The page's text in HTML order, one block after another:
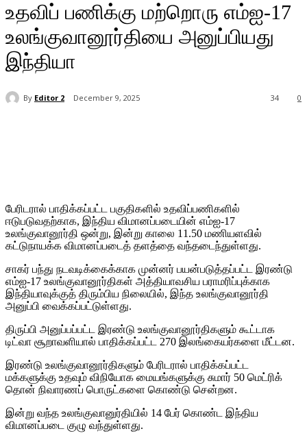
உதவிப் பணிக்கு மற்றொரு எம்ஐ-17
உலங்குவானூர்தியை அனுப்பியது
இந்தியா
By Editor 2 December 9, 2025 0
34
பேரிடரால் பாதிக்கப்பட்ட பகுதிகளில் உதவிப்பணிகளில்
ஈடுபடுவதற்காக, இந்திய விமானப்படையின் எம்ஐ-17
உலங்குவானூர்தி ஒன்று, இன்று காலை 11.50 மணியளவில்
கட்டுநாயக்க விமானப்படைத் தளத்தை வந்தடைந்துள்ளது.
சாகர் பந்து நடவடிக்கைக்காக முன்னர் பயன்படுத்தப்பட்ட இரண்டு
எம்ஐ-17 உலங்குவானூர்திகள் அத்தியாவசிய பராமரிப்புக்காக
இந்தியாவுக்குத் திரும்பிய நிலையில், இந்த உலங்குவானூர்தி
அனுப்பி வைக்கப்பட்டுள்ளது.
திருப்பி அனுப்பப்பட்ட இரண்டு உலங்குவானூர்திகளும் கூட்டாக
டிட்வா சூறாவளியால் பாதிக்கப்பட்ட 270 இலங்கையர்களை மீட்டன.
இரண்டு உலங்குவானூர்திகளும் பேரிடரால் பாதிக்கப்பட்ட
மக்களுக்கு உதவும் விநியோக மையங்களுக்கு சுமார் 50 மெட்ரிக்
தொன் நிவாரணப் பொருட்களை கொண்டு சென்றன.
இன்று வந்த உலங்குவானுர்தியில் 14 பேர் கொண்ட இந்திய
விமானப்படை குழு வந்துள்ளது.